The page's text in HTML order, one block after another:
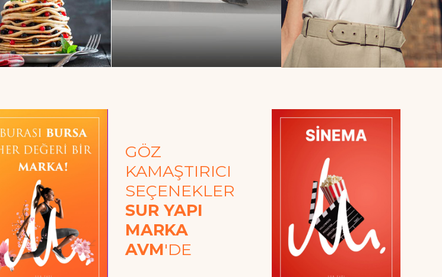
GÖZ
KAMAŞTIRICI
SEÇENEKLER
SUR YAPI
MARKA
AVM'DE